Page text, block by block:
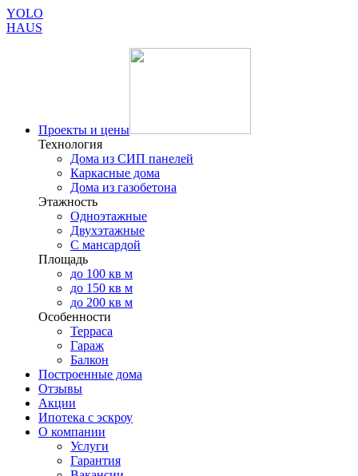
YOLO
HAUS
Проекты и цены
Технология
Дома из СИП панелей
Каркасные дома
Дома из газобетона
Этажность
Одноэтажные
Двухэтажные
С мансардой
Площадь
до 100 кв м
до 150 кв м
до 200 кв м
Особенности
Терраса
Гараж
Балкон
Построенные дома
Отзывы
Акции
Ипотека с эскроу
О компании
Услуги
Гарантия